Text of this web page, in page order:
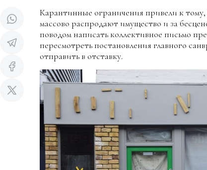
Карантинные ограничения привели к
массово распродают имущество и за
поводом написать коллективное письмо
пересмотреть постановления главного
отправить в отставку.